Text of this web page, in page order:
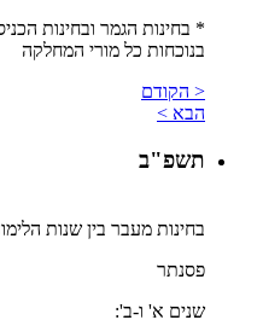
* בחינות הגמר ובחינות
בנוכחות כל מורי המחלקה
< הקודם
הבא >
תשפ"ב
בחינות מעבר בין שנות
פסנתר
שנים א' ו-ב':